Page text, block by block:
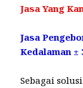
Jasa Yang
Jasa
Kedalaman ±
Sebagai